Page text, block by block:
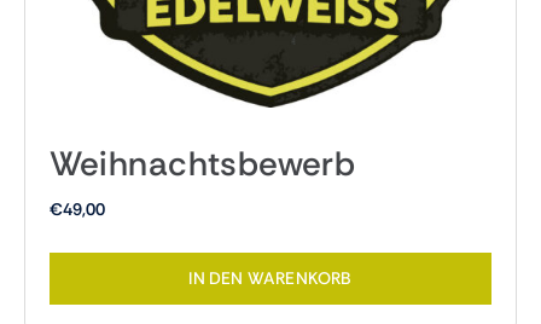
Weihnachtsbewerb
€49,00
IN DEN WARENKORB